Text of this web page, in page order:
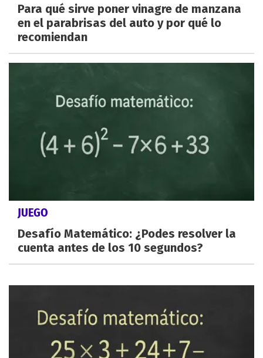
Para qué sirve poner vinagre de manzana
en el parabrisas del auto y por qué lo
recomiendan
JUEGO
Desafío Matemático: ¿Podes resolver la
cuenta antes de los 10 segundos?